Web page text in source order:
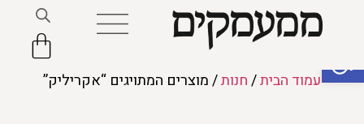
פתח סרגל נגישות
עמוד הבית/חנות/ מוצרים המתויגים “אקריליק”